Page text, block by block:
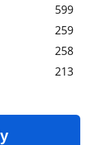
599
259
258
213